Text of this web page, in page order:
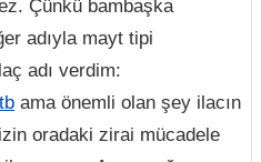
Çünkü bambaşka
adıyla mayt tipi
adı verdim:
ama önemli olan şey ilacın
oradaki zirai mücadele